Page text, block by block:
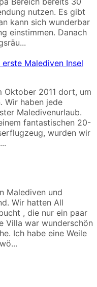
nutzen. Es gibt
kann sich wunderbar
einstimmen. Danach
Malediven Insel
Oktober 2011 dort, um
Wir haben jede
Maledivenurlaub.
fantastischen 20-
wurden wir
Malediven und
Wir hatten All
, die nur ein paar
Villa war wunderschön
Ich habe eine Weile